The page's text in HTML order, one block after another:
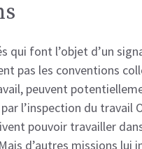
qui font l’objet d’un
pas les conventions
peuvent
l’inspection du travail
pouvoir travailler
d’autres missions lui